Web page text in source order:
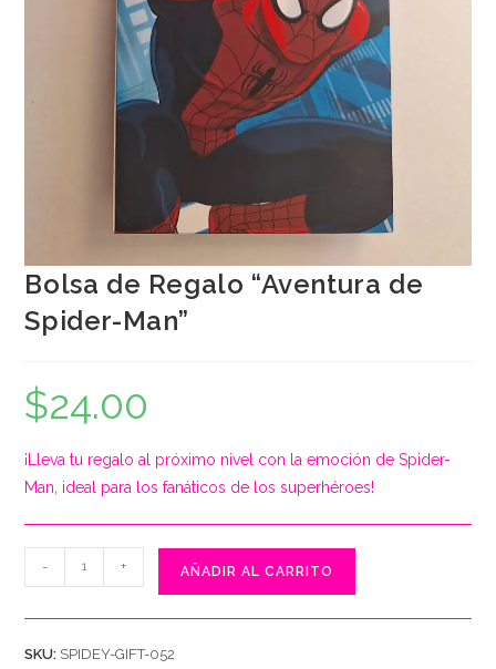
Bolsa de Regalo “Aventura de
Spider-Man”
$24.00
¡Lleva tu regalo al próximo nivel con la emoción de Spider-
Man, ideal para los fanáticos de los superhéroes!
de
Regalo
- + AÑADIR AL CARRITO
SKU: SPIDEY-GIFT-052